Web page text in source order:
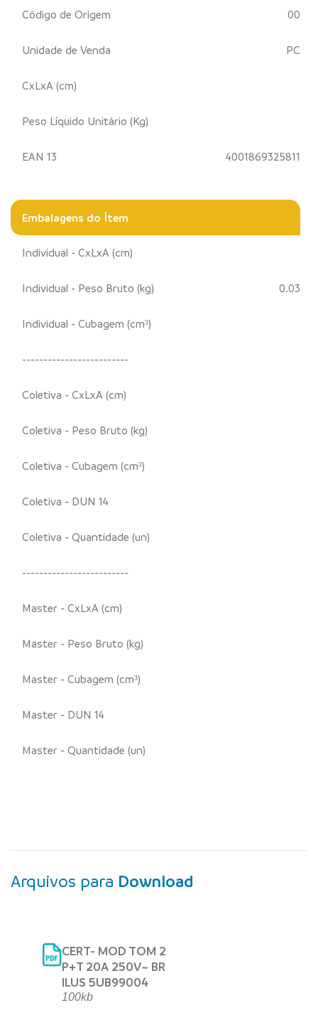
Código de Origem 00
Unidade de Venda PC
CxLxA (cm)
Peso Líquido Unitário (Kg)
EAN 13 4001869325811
Embalagens do Ítem
Individual - CxLxA (cm)
Individual - Peso Bruto (kg) 0.03
Individual - Cubagem (cm³)
-------------------------
Coletiva - CxLxA (cm)
Coletiva - Peso Bruto (kg)
Coletiva - Cubagem (cm³)
Coletiva - DUN 14
Coletiva - Quantidade (un)
-------------------------
Master - CxLxA (cm)
Master - Peso Bruto (kg)
Master - Cubagem (cm³)
Master - DUN 14
Master - Quantidade (un)
Arquivos para Download
CERT- MOD TOM 2
P+T 20A 250V~ BR
ILUS 5UB99004
100kb